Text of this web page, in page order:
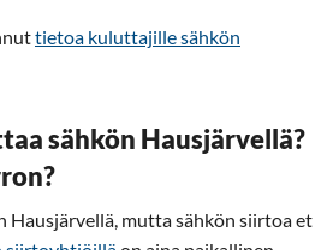
tietoa kuluttajille sähkön
sähkön Hausjärvellä?
Hausjärvellä, mutta sähkön siirtoa et